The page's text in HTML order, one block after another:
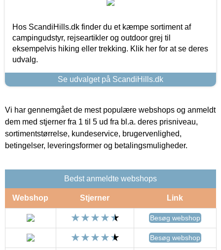
Hos ScandiHills.dk finder du et kæmpe sortiment af
campingudstyr, rejseartikler og outdoor grej til
eksempelvis hiking eller trekking. Klik her for at se deres
udvalg.
Se udvalget på ScandiHills.dk
Vi har gennemgået de mest populære webshops og anmeldt
dem med stjerner fra 1 til 5 ud fra bl.a. deres prisniveau,
sortimentstørrelse, kundeservice, brugervenlighed,
betingelser, leveringsformer og betalingsmuligheder.
Bedst anmeldte webshops
Webshop Stjerner Link
Besøg webshop
Besøg webshop